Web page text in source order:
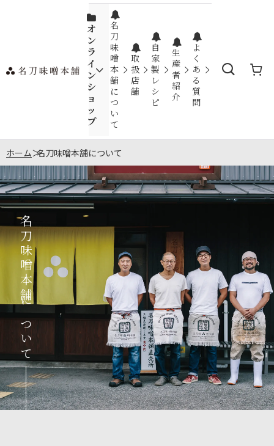
オ
ン
ラ
イ
ン
シ
ョ
ッ
プ
名
刀
味
噌
本
舗
に
つ
い
て
取
扱
店
舗
自
家
製
レ
シ
ピ
生
産
者
紹
介
よ
く
あ
る
質
問
ホーム>名刀味噌本舗について
名刀味噌本舗について